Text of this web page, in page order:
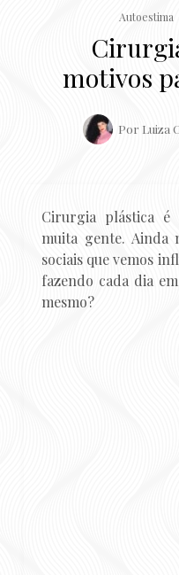
Autoestima
motivos
Por Luiza
Cirurgia plástica
muita gente. Ainda
sociais que vemos
fazendo cada dia
mesmo?